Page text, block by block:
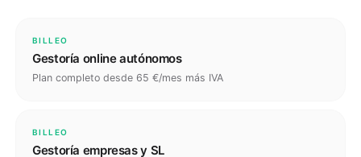
BILLEO
Gestoría online autónomos
Plan completo desde 65 €/mes más IVA
BILLEO
Gestoría empresas y SL